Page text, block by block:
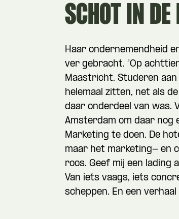
SCHOT IN DE
Haar ondernemendheid
ver gebracht. “Op
Maastricht. Studeren aan
helemaal zitten, net als
daar onderdeel van was.
Amsterdam om daar nog
Marketing te doen. De
maar het marketing- en
roos. Geef mij een lading
Van iets vaags, iets
scheppen. En een